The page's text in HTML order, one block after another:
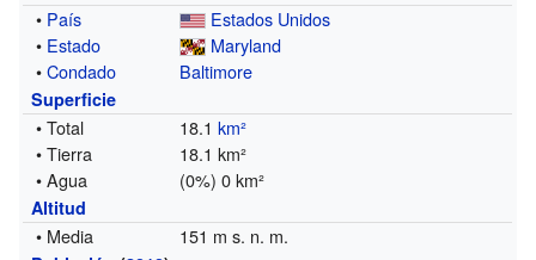
• País
Estados Unidos
• Estado
Maryland
•Condado Baltimore
Superficie
• Total 18.1km²
• Tierra
18.1 km²
• Agua
(0%) 0 km²
Altitud
• Media 151 m s. n. m.